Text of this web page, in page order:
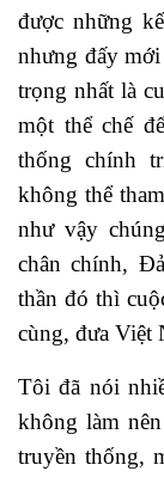
được những
nhưng đấy
trọng nhất là
một thể chế
thống chính
không thể
như vậy
chân chính,
thần đó thì
cùng, đưa Việt
Tôi đã nói
không làm
truyền thống,